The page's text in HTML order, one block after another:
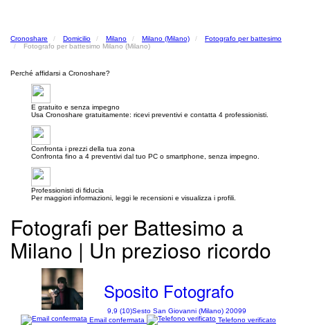
Cronoshare Domicilio Milano Milano (Milano)
Fotografo per battesimo
Fotografo per battesimo Milano (Milano)
Perché affidarsi a Cronoshare?
E gratuito e senza impegno
Usa Cronoshare gratuitamente: ricevi preventivi e contatta 4 professionisti.
Confronta i prezzi della tua zona
Confronta fino a 4 preventivi dal tuo PC o smartphone, senza impegno.
Professionisti di fiducia
Per maggiori informazioni, leggi le recensioni e visualizza i profili.
Fotografi per Battesimo a
Milano | Un prezioso ricordo
Sposito Fotografo
9,9 (10)Sesto San Giovanni (Milano) 20099
Email confermata
Telefono verificato